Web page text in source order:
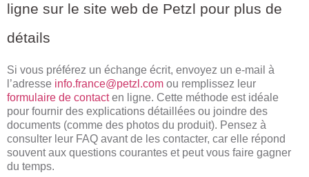
ligne sur le site web de Petzl pour plus de
détails
Si vous préférez un échange écrit, envoyez un e-mail à
l’adresse info.france@petzl.com ou remplissez leur
formulaire de contacten ligne. Cette méthode est idéale
pour fournir des explications détaillées ou joindre des
documents (comme des photos du produit). Pensez à
consulter leur FAQ avant de les contacter, car elle répond
souvent aux questions courantes et peut vous faire gagner
du temps.